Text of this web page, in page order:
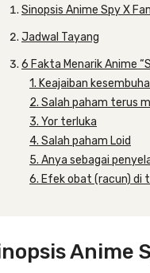
Sinopsis Anime Spy X
Jadwal Tayang
6 Fakta Menarik Anime
1. Keajaiban
2. Salah paham terus
3. Yor terluka
4. Salah paham Loid
5. Anya sebagai
6. Efek obat (racun) di
Anime